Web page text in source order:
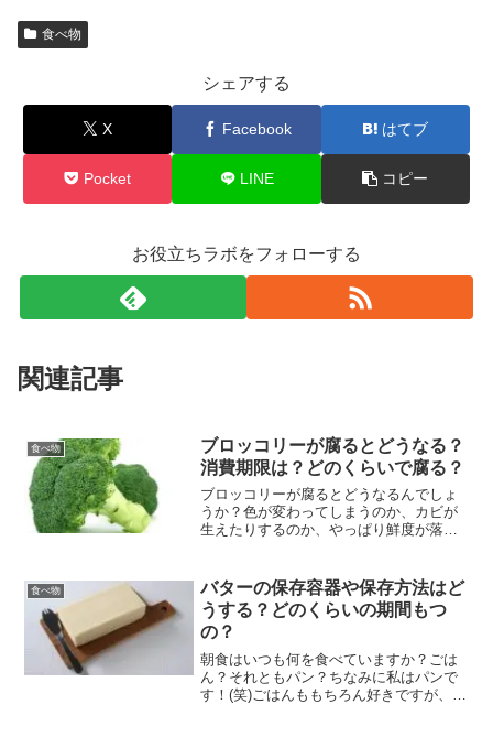
食べ物
シェアする
X Facebook はてブ
Pocket LINE コピー
お役立ちラボをフォローする
関連記事
食べ物
ブロッコリーが腐るとどうなる？
消費期限は？どのくらいで腐る？
ブロッコリーが腐るとどうなるんでしょ
うか？色が変わってしまうのか、カビが
生えたりするのか、やっぱり鮮度が落ち
おさら腐った時の状態を知っておきたい
もの。そこで今回は、ブロ...
食べ物
バターの保存容器や保存方法はど
うする？どのくらいの期間もつ
の？
朝食はいつも何を食べていますか？ごは
ん？それともパン？ちなみに私はパンで
す！(笑)ごはんももちろん好きですが、さ